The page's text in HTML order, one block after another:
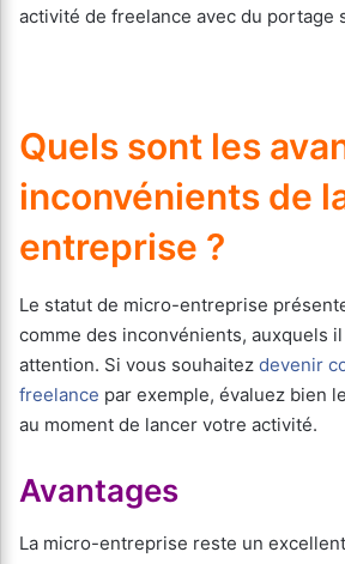
activité de freelance avec du portage
Quels sont les
inconvénients de
entreprise ?
Le statut de micro-entreprise
comme des inconvénients, auxquels
attention. Si vous souhaitez devenir
freelance par exemple, évaluez bien
au moment de lancer votre activité.
Avantages
La micro-entreprise reste un